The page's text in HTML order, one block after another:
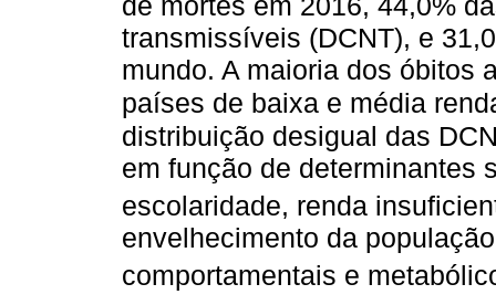
transmissíveis (DCNT), e
mundo. A maioria dos óbitos
países de baixa e média
distribuição desigual das
em função de determinantes
escolaridade, renda
envelhecimento da
comportamentais e